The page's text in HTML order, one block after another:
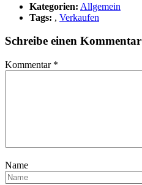
Kategorien: Allgemein
Tags: , Verkaufen
Schreibe einen Kommentar
Kommentar *
Name